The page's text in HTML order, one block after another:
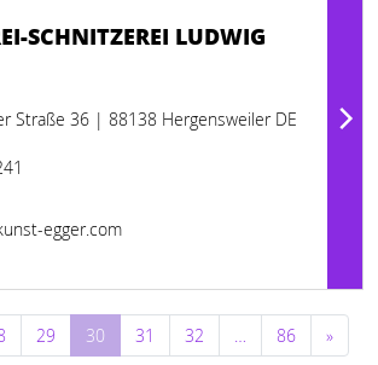
SCHNITZEREI LUDWIG
Straße 36 | 88138 Hergensweiler DE
egger.com
29 30 31 32 … 86 »